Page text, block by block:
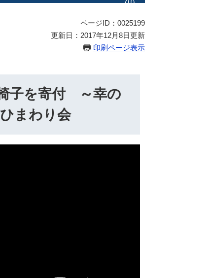
ページID：0025199
更新日：2017年12月8日更新
印刷ページ表示
子を寄付 ～幸の
まわり会